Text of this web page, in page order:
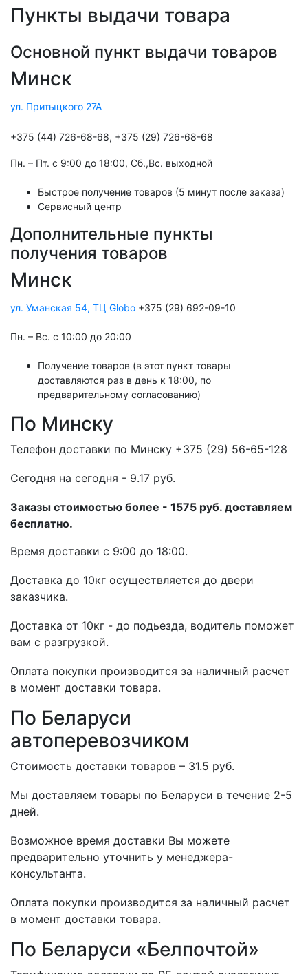
Пункты выдачи товара
Основной пункт выдачи товаров
Минск
ул. Притыцкого 27А
+375 (44) 726-68-68, +375 (29) 726-68-68
Пн. – Пт. с 9:00 до 18:00, Cб.,Вс. выходной
Быстрое получение товаров (5 минут после заказа)
Сервисный центр
Дополнительные пункты
получения товаров
Минск
ул. Уманская 54, ТЦ Globo +375 (29) 692-09-10
Пн. – Вс. с 10:00 до 20:00
Получение товаров (в этот пункт товары
доставляются раз в день к 18:00, по
предварительному согласованию)
По Минску
Телефон доставки по Минску +375 (29) 56-65-128
Cегодня на сегодня - 9.17 руб.
Заказы стоимостью более - 1575 руб. доставляем
бесплатно.
Время доставки с 9:00 до 18:00.
Доставка до 10кг осуществляется до двери
заказчика.
Доставка от 10кг - до подьезда, водитель поможет
вам с разгрузкой.
Оплата покупки производится за наличный расчет
в момент доставки товара.
По Беларуси
автоперевозчиком
Стоимость доставки товаров – 31.5 руб.
Мы доставляем товары по Беларуси в течение 2-5
дней.
Возможное время доставки Вы можете
предварительно уточнить у менеджера-
консультанта.
Оплата покупки производится за наличный расчет
в момент доставки товара.
По Беларуси «Белпочтой»